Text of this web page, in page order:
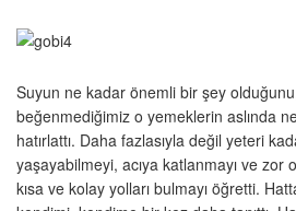
Suyun ne kadar önemli bir şey
beğenmediğimiz o yemeklerin aslında
hatırlattı. Daha fazlasıyla değil yeteri
yaşayabilmeyi, acıya katlanmayı ve zor
kısa ve kolay yolları bulmayı öğretti.